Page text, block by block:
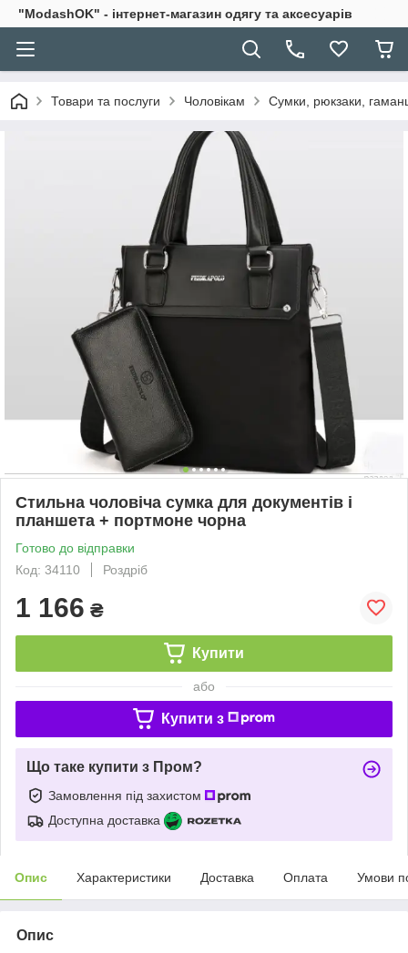
"ModashOK" - інтернет-магазин одягу та аксесуарів
Товари та послуги Чоловікам Сумки, рюкзаки,
Стильна чоловіча сумка для документів і
планшета + портмоне чорна
Готово до відправки
Код: 34110
Роздріб
1 166 ₴
Купити
або
Купити з
Що таке купити з Пром?
Замовлення під захистом
Доступна доставка
Опис Характеристики Доставка Оплата Умови
Опис